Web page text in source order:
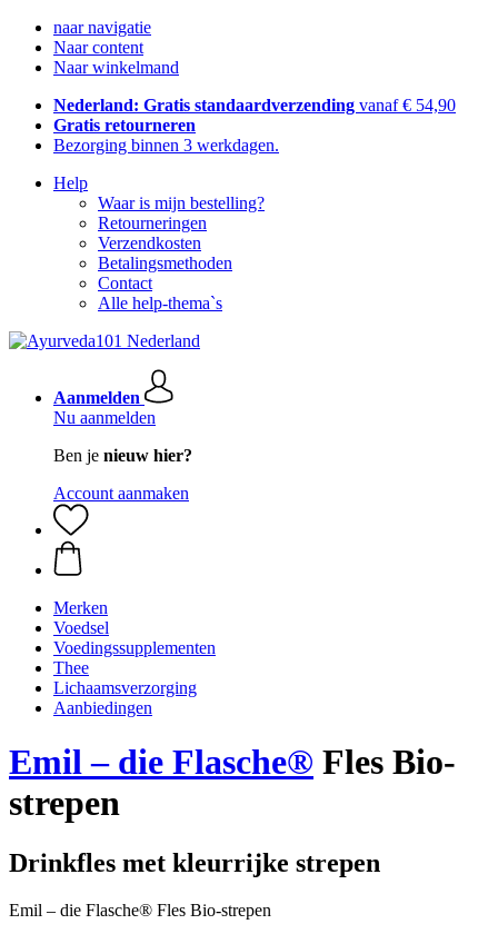
naar navigatie
Naar content
Naar winkelmand
Nederland: Gratis standaardverzending vanaf € 54,90
Gratis retourneren
Bezorging binnen 3 werkdagen.
Help
Waar is mijn bestelling?
Retourneringen
Verzendkosten
Betalingsmethoden
Contact
Alle help-thema`s
Aanmelden
Nu aanmelden
Ben je nieuw hier?
Account aanmaken
Merken
Voedsel
Voedingssupplementen
Thee
Lichaamsverzorging
Aanbiedingen
Emil – die Flasche® Fles Bio-
strepen
Drinkfles met kleurrijke strepen
Emil – die Flasche® Fles Bio-strepen